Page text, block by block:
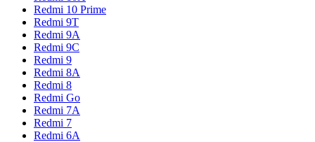
Redmi 10 Prime
Redmi 9T
Redmi 9A
Redmi 9C
Redmi 9
Redmi 8A
Redmi 8
Redmi Go
Redmi 7A
Redmi 7
Redmi 6A